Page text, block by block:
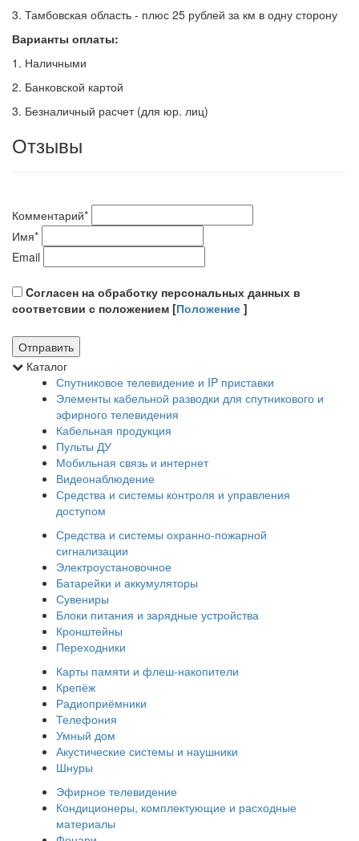
3. Тамбовская область - плюс 25 рублей за км в одну сторону
Варианты оплаты:
1. Наличными
2. Банковской картой
3. Безналичный расчет (для юр. лиц)
Отзывы
Комментарий*
Имя*
Email
Cогласен на обработку персональных данных в
соответсвии с положением [Положение ]
Каталог
Спутниковое телевидение и IP приставки
Элементы кабельной разводки для спутникового и
эфирного телевидения
Кабельная продукция
Пульты ДУ
Мобильная связь и интернет
Видеонаблюдение
Средства и системы контроля и управления
доступом
Средства и системы охранно-пожарной
сигнализации
Электроустановочное
Батарейки и аккумуляторы
Сувениры
Блоки питания и зарядные устройства
Кронштейны
Переходники
Карты памяти и флеш-накопители
Крепёж
Радиоприёмники
Телефония
Умный дом
Акустические системы и наушники
Шнуры
Эфирное телевидение
Кондиционеры, комплектующие и расходные
материалы